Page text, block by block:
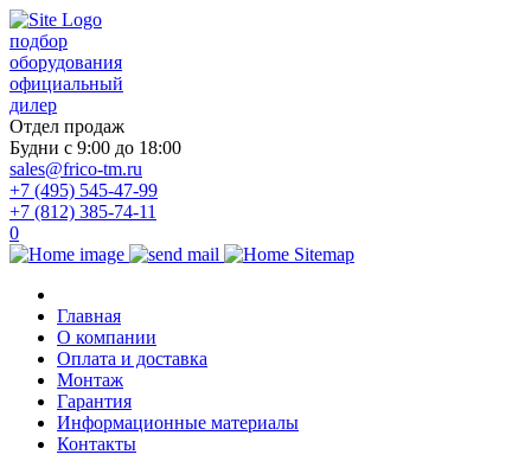
подбор
оборудования
официальный
дилер
Отдел продаж
Будни с 9:00 до 18:00
sales@frico-tm.ru
+7 (495) 545-47-99
+7 (812) 385-74-11
0
Главная
О компании
Оплата и доставка
Монтаж
Гарантия
Информационные материалы
Контакты